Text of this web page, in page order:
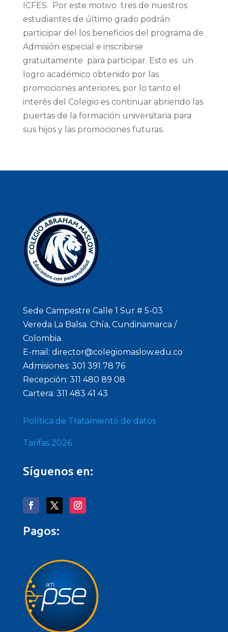
ICFES. Por este motivo tres de nuestros
estudiantes de último grado podrán
participar del los beneficios del programa de
Admisión especial e inscribirse
gratuitamente para participar. Esto es un
logro académico obtenido por las
promociones anteriores, por lo tanto el
interés del Colegio es continuar abriendo las
puertas de la formación universitaria para
sus hijos y las promociones futuras.
Sede Campestre Calle 1 Sur # 5-03
Vereda La Balsa. Chía, Cundinamarca /
Colombia.
E-mail: director@colegiomaslow.edu.co
Admisiones: 301 391 78 76
Recepción: 311 480 89 08
Cartera: 311 483 41 43
Política de Tratamiento de datos
Tarifas 2026
Síguenos en:
Pagos: